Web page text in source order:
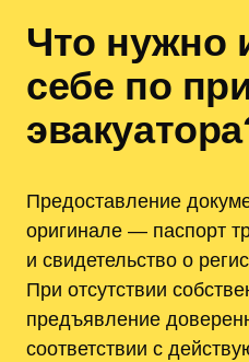
Что нужно
себе по
Предоставление
оригинале — паспорт
и свидетельство о
При отсутствии
предъявление
соответствии с